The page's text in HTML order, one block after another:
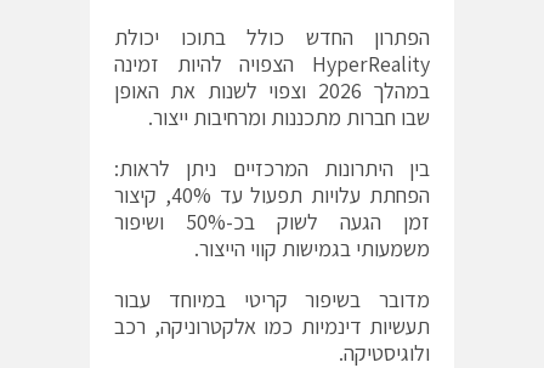
הפתרון החדש כולל בתוכו יכולת
HyperReality הצפויה להיות זמינה
במהלך 2026 וצפוי לשנות את האופן
שבו חברות מתכננות ומרחיבות ייצור.
בין היתרונות המרכזיים ניתן לראות:
הפחתת עלויות תפעול עד 40%, קיצור
זמן הגעה לשוק בכ-50% ושיפור
משמעותי בגמישות קווי הייצור.
מדובר בשיפור קריטי במיוחד עבור
תעשיות דינמיות כמו אלקטרוניקה, רכב
ולוגיסטיקה.